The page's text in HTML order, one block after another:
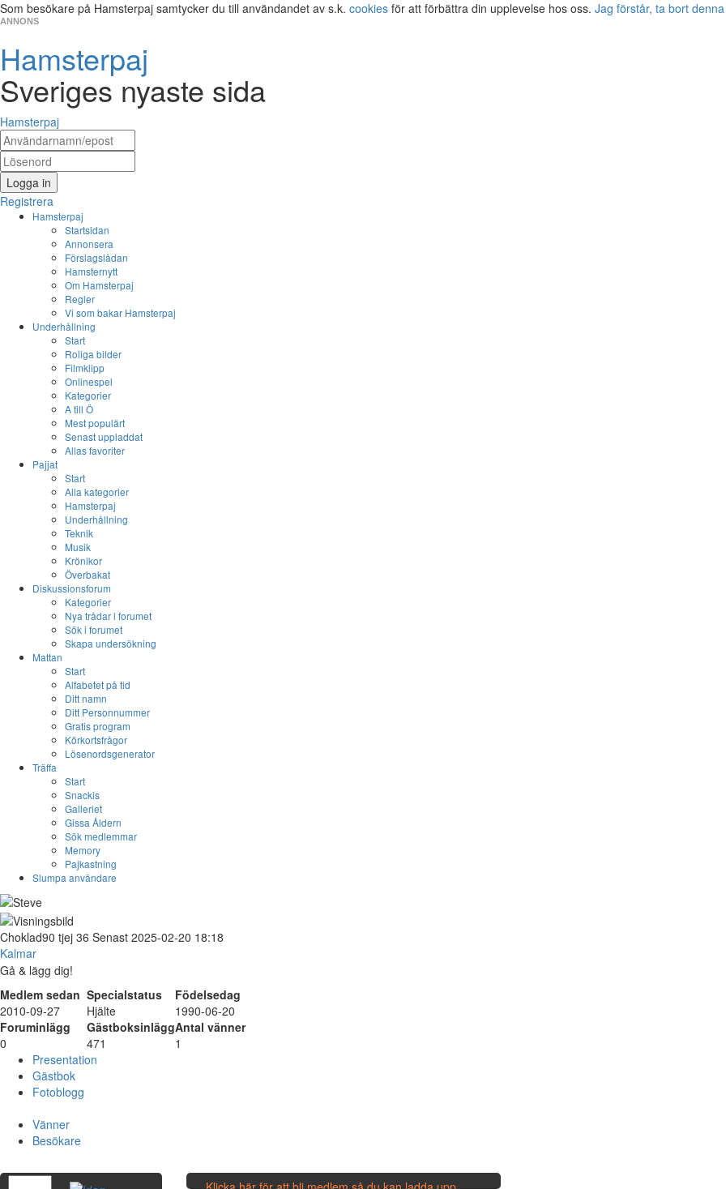
Som besökare på Hamsterpaj samtycker du till användandet av s.k. cookies för att förbättra din upplevelse hos oss. Jag förstår, ta bort
ANNONS
Hamsterpaj
Sveriges nyaste sida
Hamsterpaj
Logga in
Registrera
Hamsterpaj
Startsidan
Annonsera
Förslagslådan
Hamsternytt
Om Hamsterpaj
Regler
Vi som bakar Hamsterpaj
Underhållning
Start
Roliga bilder
Filmklipp
Onlinespel
Kategorier
A till Ö
Mest populärt
Senast uppladdat
Allas favoriter
Pajjat
Start
Alla kategorier
Hamsterpaj
Underhållning
Teknik
Musik
Krönikor
Överbakat
Diskussionsforum
Kategorier
Nya trådar i forumet
Sök i forumet
Skapa undersökning
Mattan
Start
Alfabetet på tid
Ditt namn
Ditt Personnummer
Gratis program
Körkortsfrågor
Lösenordsgenerator
Träffa
Start
Snackis
Galleriet
Gissa Åldern
Sök medlemmar
Memory
Pajkastning
Slumpa användare
Choklad90 tjej 36 Senast 2025-02-20 18:18
Kalmar
Gå & lägg dig!
Medlem sedan Specialstatus
Födelsedag
2010-09-27
Hjälte
1990-06-20
Foruminlägg
GästboksinläggAntal vänner
0
471
1
Presentation
Gästbok
Fotoblogg
Vänner
Besökare